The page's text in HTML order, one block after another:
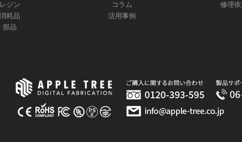
レジン
消耗品
部品
コラム
活用事例
修理依